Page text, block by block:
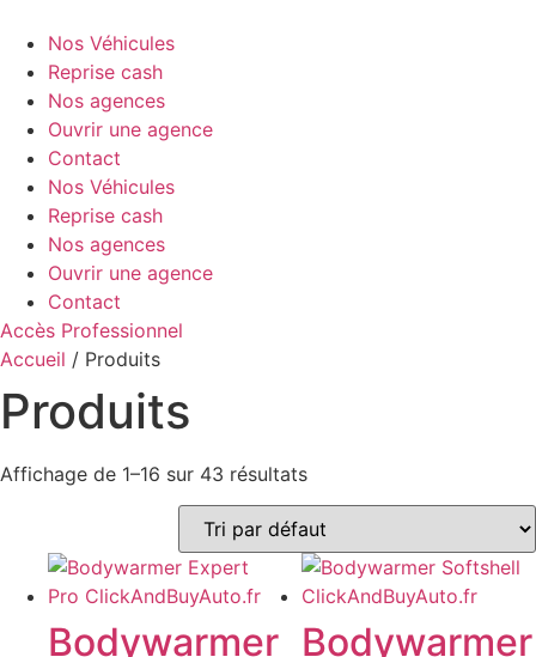
contenu
Nos Véhicules
Reprise cash
Nos agences
Ouvrir une agence
Contact
Nos Véhicules
Reprise cash
Nos agences
Ouvrir une agence
Contact
Accès Professionnel
Accueil / Produits
Produits
Affichage de 1–16 sur 43 résultats
Bodywarmer Bodywarmer